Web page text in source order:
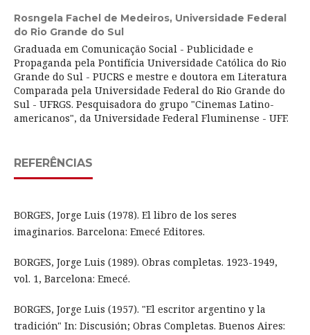
Rosngela Fachel de Medeiros, Universidade Federal
do Rio Grande do Sul
Graduada em Comunicação Social - Publicidade e
Propaganda pela Pontifícia Universidade Católica do Rio
Grande do Sul - PUCRS e mestre e doutora em Literatura
Comparada pela Universidade Federal do Rio Grande do
Sul - UFRGS. Pesquisadora do grupo "Cinemas Latino-
americanos", da Universidade Federal Fluminense - UFF.
REFERÊNCIAS
BORGES, Jorge Luis (1978). El libro de los seres
imaginarios. Barcelona: Emecé Editores.
BORGES, Jorge Luis (1989). Obras completas. 1923-1949,
vol. 1, Barcelona: Emecé.
BORGES, Jorge Luis (1957). "El escritor argentino y la
tradición" In: Discusión; Obras Completas. Buenos Aires: